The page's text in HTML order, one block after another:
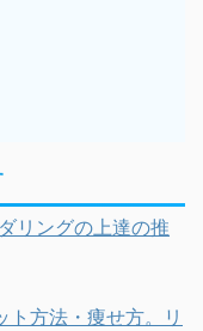
リングの上達の推
ト方法・痩せ方。リ